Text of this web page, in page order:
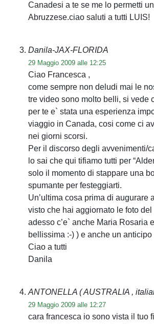
Canadesi a te se me lo permetti
Abruzzese.ciao saluti a tutti LUIS!
Danila-JAX-FLORIDA
29 Maggio 2009 alle 12:25
Ciao Francesca ,
come sempre non deludi mai le
tre video sono molto belli, si vede
per te e` stata una esperienza
viaggio in Canada, cosi come ci
nei giorni scorsi.
Per il discorso degli avvenimenti/
lo sai che qui tifiamo tutti per
solo il momento di stappare una
spumante per festeggiarti.
Un’ultima cosa prima di augurare
visto che hai aggiornato le foto
adesso c’e` anche Maria Rosaria
bellissima :-) ) e anche un anticipo
Ciao a tutti
Danila
ANTONELLA ( AUSTRALIA ,
29 Maggio 2009 alle 12:27
cara francesca io sono vista il tuo